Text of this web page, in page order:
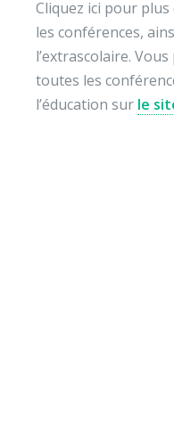
Cliquez ici pour
les conférences,
l’extrascolaire.
toutes les
l’éducation sur le